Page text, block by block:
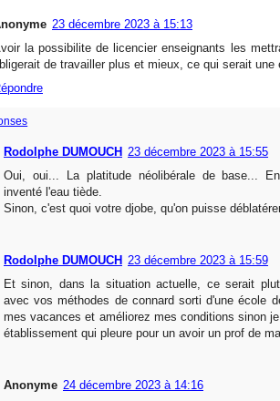
23 décembre 2023 à 15:13
la possibilite de licencier enseignants les
de travailler plus et mieux, ce qui serait une
Rodolphe DUMOUCH 23 décembre 2023 à 15:55
Oui, oui... La platitude néolibérale de base...
inventé l'eau tiède.
Sinon, c'est quoi votre djobe, qu'on puisse
Rodolphe DUMOUCH 23 décembre 2023 à 15:59
Et sinon, dans la situation actuelle, ce serait
avec vos méthodes de connard sorti d'une école
mes vacances et améliorez mes conditions sinon
établissement qui pleure pour un avoir un prof de
Anonyme 24 décembre 2023 à 14:16